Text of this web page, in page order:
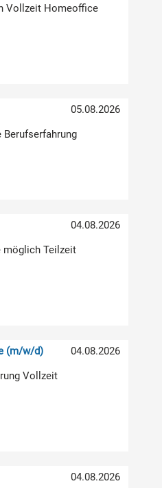
Vollzeit Homeoffice
05.08.2026
Berufserfahrung
04.08.2026
möglich Teilzeit
04.08.2026
(m/w/d)
Vollzeit
04.08.2026